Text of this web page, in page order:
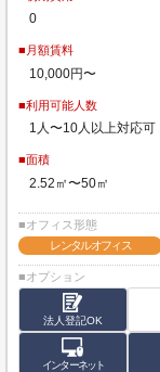
0
■月額賃料
10,000円〜
■利用可能人数
1人〜10人以上対応可
■面積
2.52㎡〜50㎡
■オフィス形態
レンタルオフィス
■オプション
法人登記OK
インターネット